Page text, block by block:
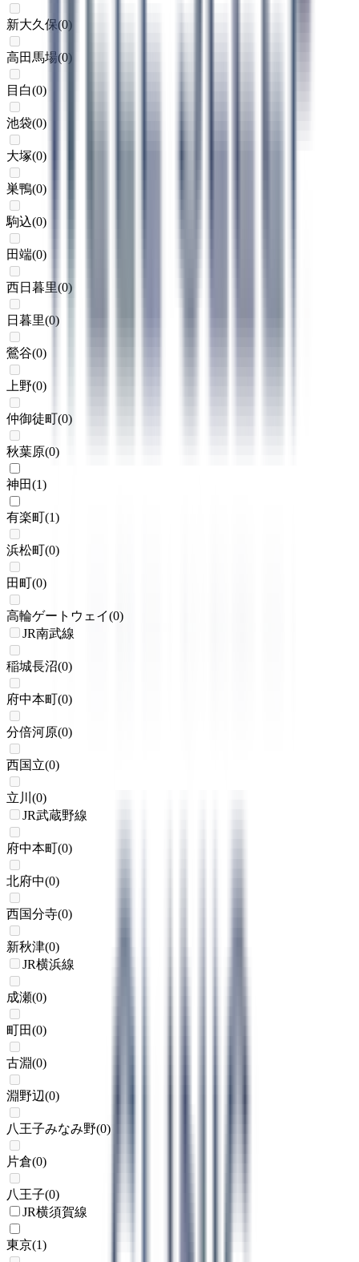
新大久保(0)
高田馬場(0)
目白(0)
池袋(0)
大塚(0)
巣鴨(0)
駒込(0)
田端(0)
西日暮里(0)
日暮里(0)
鶯谷(0)
上野(0)
仲御徒町(0)
秋葉原(0)
神田(1)
有楽町(1)
浜松町(0)
田町(0)
高輪ゲートウェイ(0)
JR南武線
稲城長沼(0)
府中本町(0)
分倍河原(0)
西国立(0)
立川 (0)
JR武蔵野線
府中本町(0)
北府中(0)
西国分寺(0)
新秋津(0)
JR横浜線
成瀬(0)
町田(0)
古淵(0)
淵野辺(0)
八王子みなみ野(0)
片倉(0)
八王子(0)
JR横須賀線
東京(1)